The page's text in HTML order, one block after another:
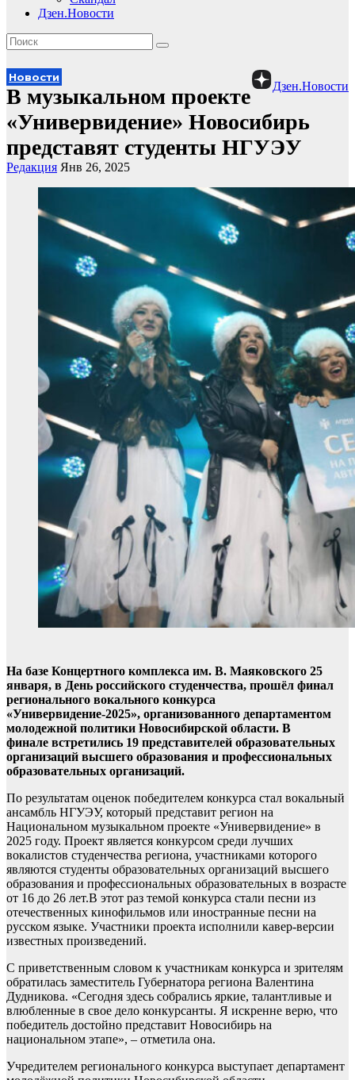
Дзен.Новости
Дзен.Новости
Новости
В музыкальном проекте
«Универвидение» Новосибирь
представят студенты НГУЭУ
Редакция Янв 26, 2025
На базе Концертного комплекса им. В. Маяковского 25
января, в День российского студенчества, прошёл финал
регионального вокального конкурса
«Универвидение-2025», организованного департаментом
молодежной политики Новосибирской области. В
финале встретились 19 представителей образовательных
организаций высшего образования и профессиональных
образовательных организаций.
По результатам оценок победителем конкурса стал вокальный
ансамбль НГУЭУ, который представит регион на
Национальном музыкальном проекте «Универвидение» в
2025 году. Проект является конкурсом среди лучших
вокалистов студенчества региона, участниками которого
являются студенты образовательных организаций высшего
образования и профессиональных образовательных в возрасте
от 16 до 26 лет.В этот раз темой конкурса стали песни из
отечественных кинофильмов или иностранные песни на
русском языке. Участники проекта исполнили кавер-версии
известных произведений.
С приветственным словом к участникам конкурса и зрителям
обратилась заместитель Губернатора региона Валентина
Дудникова. «Сегодня здесь собрались яркие, талантливые и
влюбленные в свое дело конкурсанты. Я искренне верю, что
победитель достойно представит Новосибирь на
национальном этапе», – отметила она.
Учредителем регионального конкурса выступает департамент